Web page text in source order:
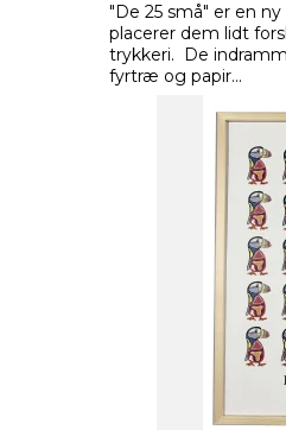
"De 25 små" er en
placerer dem lidt
trykkeri. De
fyrtræ og papir...